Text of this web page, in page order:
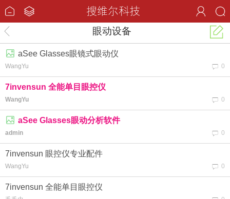
眼动设备
0
aSee Glasses眼镜式眼动仪
WangYu
0
7invensun 全能单目眼控仪
WangYu
0
aSee Glasses眼动分析软件
admin
0
7invensun 眼控仪专业配件
WangYu
7invensun 全能单目眼控仪